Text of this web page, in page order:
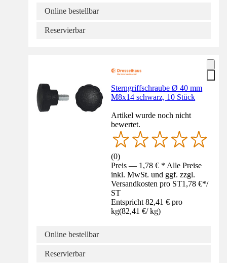
Online bestellbar
Reservierbar
Sterngriffschraube Ø 40 mm
M8x14 schwarz, 10 Stück
Artikel wurde noch nicht
bewertet.
(0)
Preis — 1,78 € * Alle Preise
inkl. MwSt. und ggf. zzgl.
Versandkosten pro ST1,78 €*/
ST
Entspricht 82,41 € pro
kg(82,41 €/ kg)
Online bestellbar
Reservierbar